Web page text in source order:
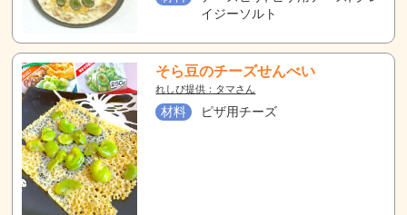
イジーソルト
そら豆のチーズせんべい
れしぴ提供：タマさん
材料 ピザ用チーズ